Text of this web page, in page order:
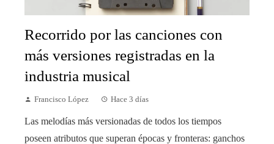
Recorrido por las canciones con
más versiones registradas en la
industria musical
Francisco López Hace 3 días
Las melodías más versionadas de todos los tiempos
poseen atributos que superan épocas y fronteras: ganchos